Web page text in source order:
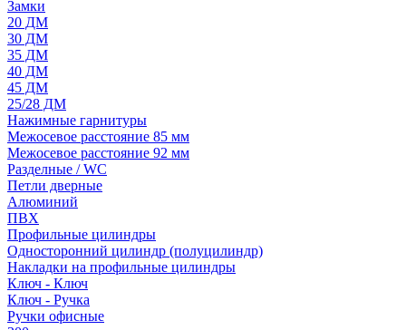
Замки
20 ДМ
30 ДМ
35 ДМ
40 ДМ
45 ДМ
25/28 ДМ
Нажимные гарнитуры
Межосевое расстояние 85 мм
Межосевое расстояние 92 мм
Разделные / WC
Петли дверные
Алюминий
ПВХ
Профильные цилиндры
Односторонний цилиндр (полуцилиндр)
Накладки на профильные цилиндры
Ключ - Ключ
Ключ - Ручка
Ручки офисные